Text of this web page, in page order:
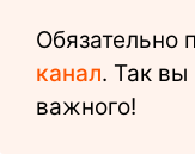
Обязательно
канал. Так вы
важного!